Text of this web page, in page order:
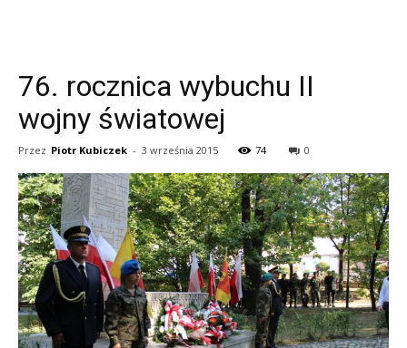
76. rocznica wybuchu II
wojny światowej
Przez Piotr Kubiczek - 3 września 2015 74 0